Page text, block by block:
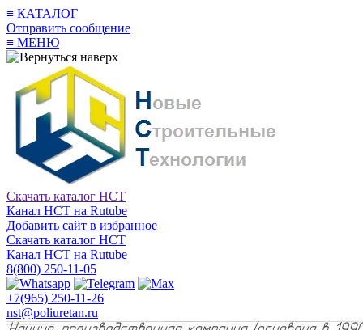
≡ КАТАЛОГ
Отправить сообщение
≡ МЕНЮ
Скачать каталог НСТ
Канал НСТ на Rutube
Добавить сайт в избранное
Скачать каталог НСТ
Канал НСТ на Rutube
8(800) 250-11-05
+7(965) 250-11-26
nst@poliuretan.ru